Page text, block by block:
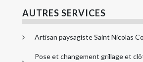
AUTRES SERVICES
Artisan paysagiste Saint Nicolas
Pose et changement grillage et